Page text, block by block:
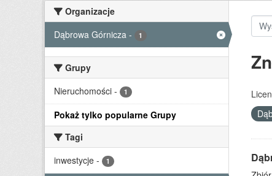
Organizacje
Dąbrowa Górnicza - 1
Grupy
Nieruchomości - 1
Pokaż tylko popularne Grupy
Tagi
inwestycje - 1